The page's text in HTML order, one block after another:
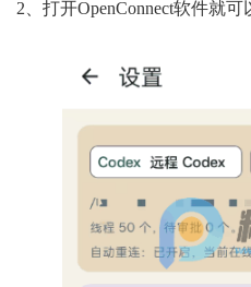
2、打开OpenConnect软件就可